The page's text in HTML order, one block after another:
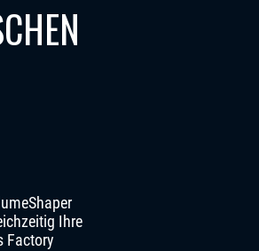
Ihre
Factory